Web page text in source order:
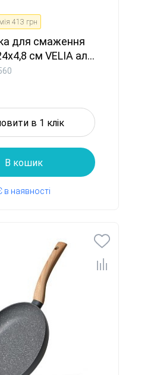
413 грн
для смаження
см VELIA ал...
в 1 клік
В кошик
в наявності